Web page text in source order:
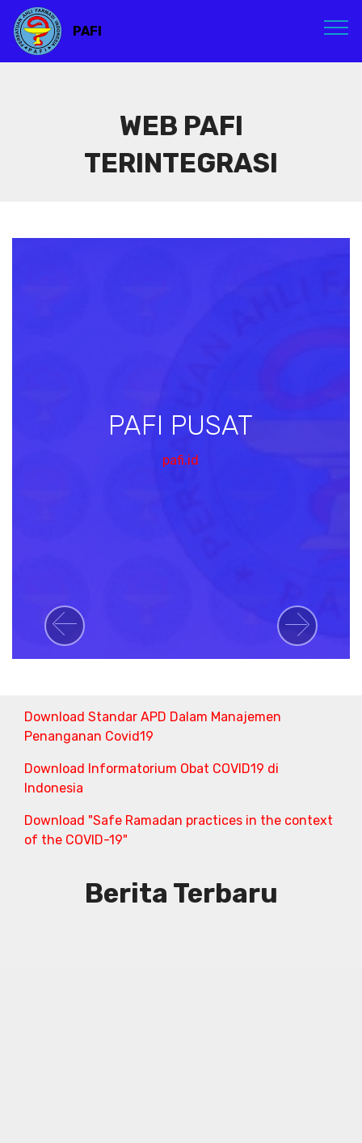
PAFI
WEB PAFI
TERINTEGRASI
PAFI PUSAT
pafi.id
Previous Next
Download Standar APD Dalam Manajemen
Penanganan Covid19
Download Informatorium Obat COVID19 di
Indonesia
Download "Safe Ramadan practices in the context
of the COVID-19"
Berita Terbaru